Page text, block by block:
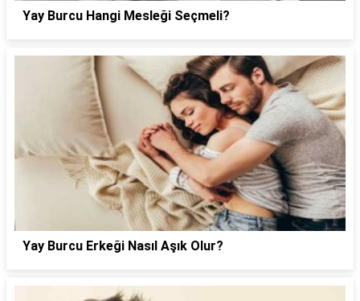
Yay Burcu Hangi Mesleği Seçmeli?
Yay Burcu Erkeği Nasıl Aşık Olur?